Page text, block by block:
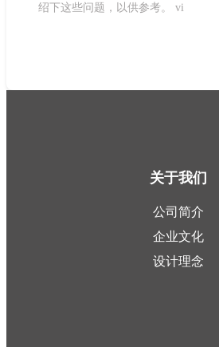
绍下这些问题，以供参考。 vi
关于我们
公司简介
企业文化
设计理念